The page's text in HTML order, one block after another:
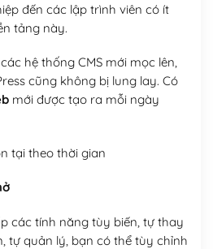
đến các lập trình viên có ít
tảng này.
hệ thống CMS mới mọc lên,
cũng không bị lung lay. Có
mới được tạo ra mỗi ngày
tại theo thời gian
các tính năng tùy biến, tự thay
tự quản lý, bạn có thể tùy chỉnh